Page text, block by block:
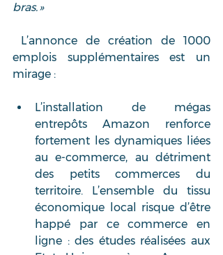
bras. »
emplois supplémentaires est un
mirage :
L’installation de mégas
entrepôts Amazon renforce
fortement les dynamiques liées
au e-commerce, au détriment
des petits commerces du
territoire. L’ensemble du tissu
économique local risque d’être
happé par ce commerce en
ligne : des études réalisées aux